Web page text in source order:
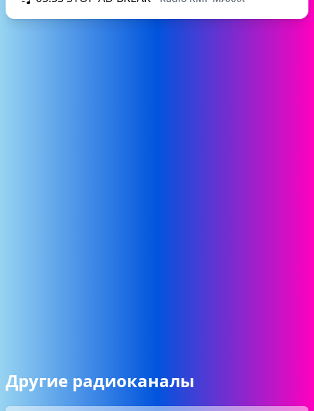
Другие радиоканалы